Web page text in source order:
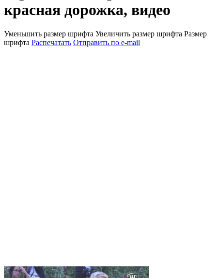
красная дорожка, видео
Уменьшить размер шрифта Увеличить размер шрифта Размер
шрифта Распечатать Отправить по e-mail